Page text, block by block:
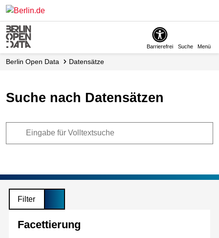
Skip
main
content
Barrierefrei Suche Menü
Berlin Open Data Datensätze
Suche nach Datensätzen
Filter
Facettierung